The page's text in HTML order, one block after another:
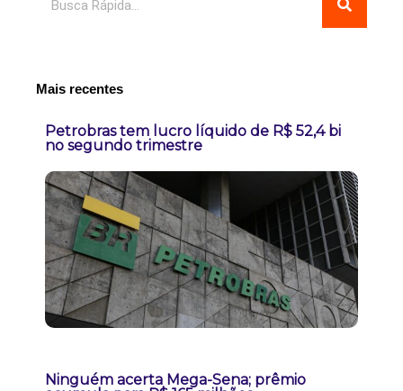
Mais recentes
Petrobras tem lucro líquido de R$ 52,4 bi
no segundo trimestre
Ninguém acerta Mega-Sena; prêmio